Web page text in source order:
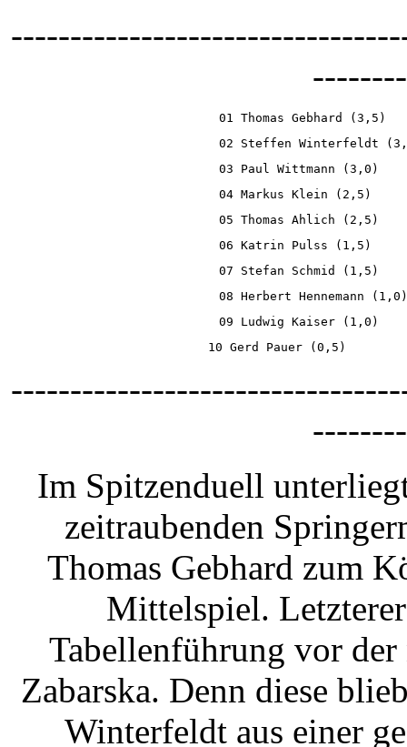
01 Thomas Gebhard
02 Steffen Winterfeldt
03 Paul Wittmann
04 Markus Klein (2,5)
05 Thomas Ahlich (2,5)
06 Katrin Pulss (1,5)
07 Stefan Schmid
08 Herbert Hennemann
09 Ludwig Kaiser
10 Gerd Pauer (0,5)
Im Spitzenduell
zeitraubenden
Thomas Gebhard zum
Mittelspiel.
Tabellenführung vor
Zabarska. Denn diese
Winterfeldt aus einer